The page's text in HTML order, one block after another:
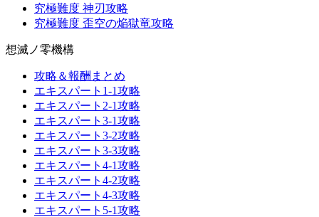
究極難度 神刃攻略
究極難度 歪空の焔獄竜攻略
想滅ノ零機構
攻略＆報酬まとめ
エキスパート1-1攻略
エキスパート2-1攻略
エキスパート3-1攻略
エキスパート3-2攻略
エキスパート3-3攻略
エキスパート4-1攻略
エキスパート4-2攻略
エキスパート4-3攻略
エキスパート5-1攻略